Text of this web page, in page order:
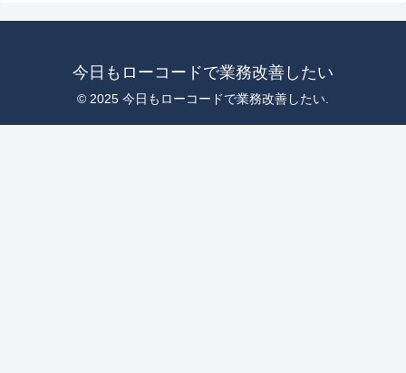
今日もローコードで業務改善したい
© 2025 今日もローコードで業務改善したい.